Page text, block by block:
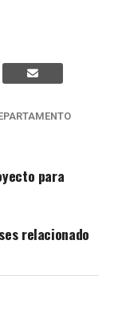
para
relacionado